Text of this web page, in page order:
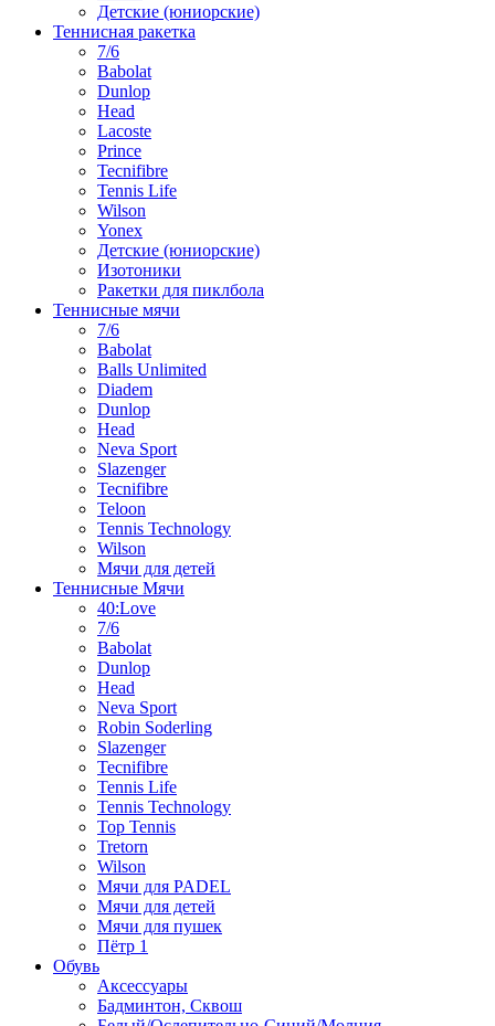
Детские (юниорские)
Теннисная ракетка
7/6
Babolat
Dunlop
Head
Lacoste
Prince
Tecnifibre
Tennis Life
Wilson
Yonex
Детские (юниорские)
Изотоники
Ракетки для пиклбола
Теннисные мячи
7/6
Babolat
Balls Unlimited
Diadem
Dunlop
Head
Neva Sport
Slazenger
Tecnifibre
Teloon
Tennis Technology
Wilson
Мячи для детей
Теннисные Мячи
40:Love
7/6
Babolat
Dunlop
Head
Neva Sport
Robin Soderling
Slazenger
Tecnifibre
Tennis Life
Tennis Technology
Top Tennis
Tretorn
Wilson
Мячи для PADEL
Мячи для детей
Мячи для пушек
Пётр 1
Обувь
Аксессуары
Бадминтон, Сквош